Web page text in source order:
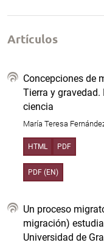
Artículos
Concepciones de
Tierra y
ciencia
María Teresa
HTML PDF
PDF (EN)
Un proceso
migración)
Universidad de